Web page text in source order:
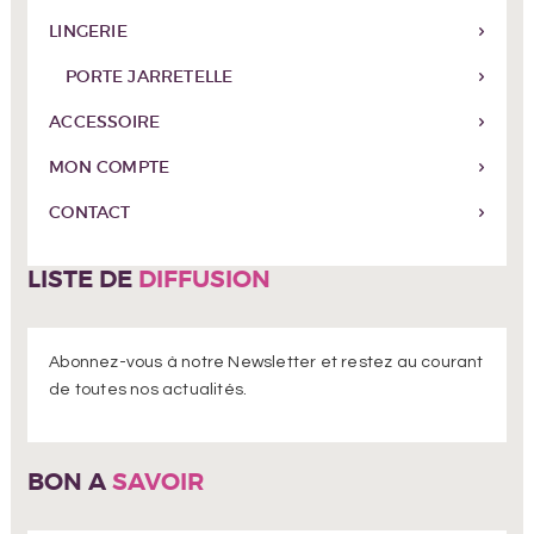
LINGERIE
PORTE JARRETELLE
ACCESSOIRE
MON COMPTE
CONTACT
LISTE DE DIFFUSION
Abonnez-vous à notre Newsletter et restez au courant
de toutes nos actualités.
BON A SAVOIR